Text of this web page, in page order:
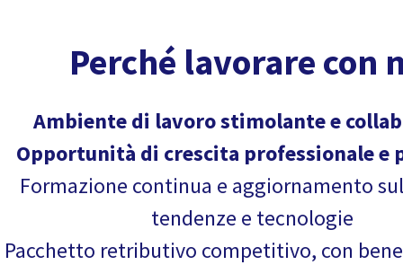
Perché lavorare con
Ambiente di lavoro stimolante e
Opportunità di crescita professionale e
Formazione continua e aggiornamento
tendenze e tecnologie
Pacchetto retributivo competitivo, con